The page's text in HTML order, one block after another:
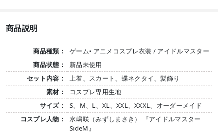
商品説明
商品種類：
ゲーム• アニメコスプレ衣装 / アイドルマスター
商品状態：
新品未使用
セット内容：
上着、スカート、蝶ネクタイ、髪飾り
素材：
コスプレ専用生地
サイズ：
S、M、L、XL、XXL、XXXL、オーダーメイド
コスプレ人物：
水嶋咲（みずしまさき） 『アイドルマスター
SideM』